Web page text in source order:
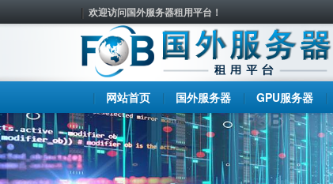
欢迎访问国外服务器租用平台！
网站首页 国外服务器 GPU服务器